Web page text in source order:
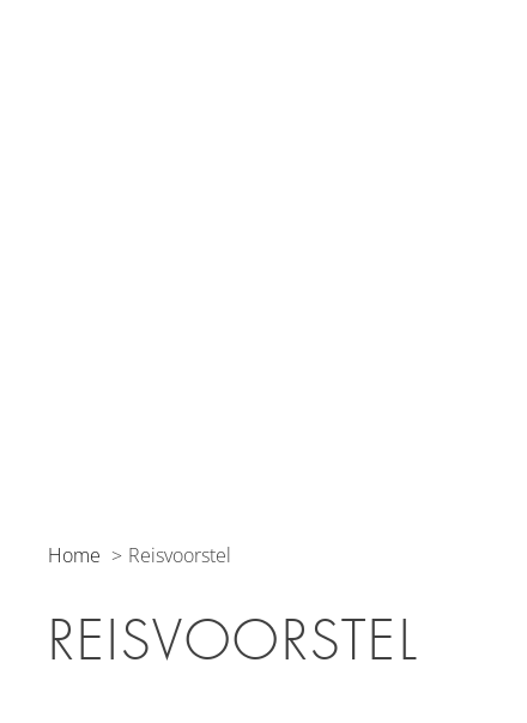
Home Reisvoorstel
REISVOORSTEL